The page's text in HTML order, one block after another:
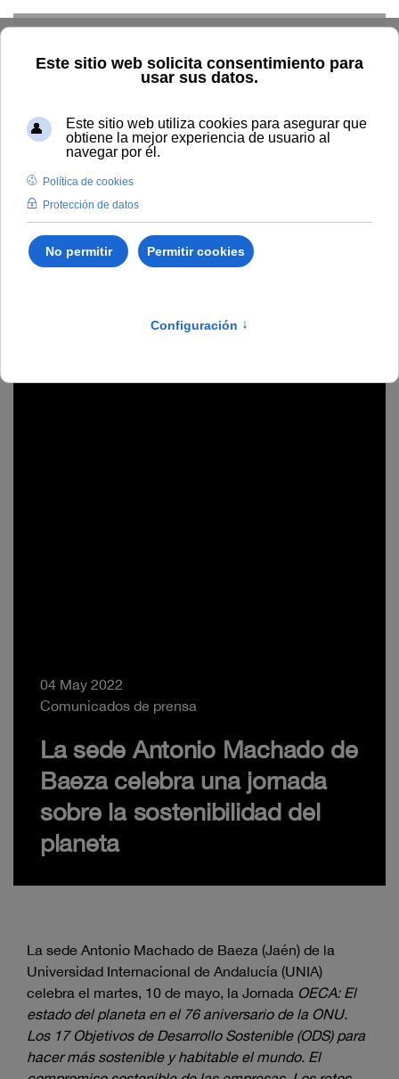
04 May 2022
Comunicados de prensa
La sede Antonio Machado de
Baeza celebra una jornada
sobre la sostenibilidad del
planeta
La sede Antonio Machado de Baeza (Jaén) de la
Universidad Internacional de Andalucía (UNIA)
celebra el martes, 10 de mayo, la Jornada OECA: El
estado del planeta en el 76 aniversario de la ONU.
Los 17 Objetivos de Desarrollo Sostenible (ODS) para
hacer más sostenible y habitable el mundo. El